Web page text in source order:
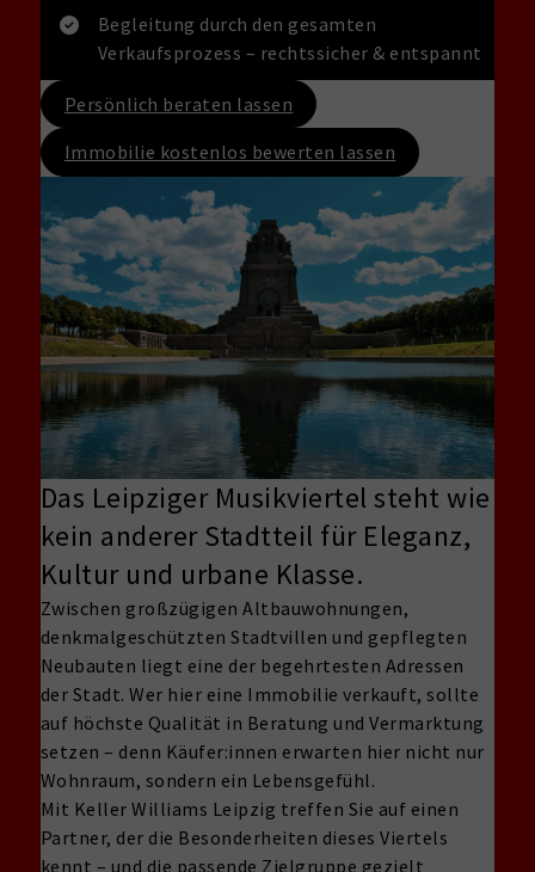
Begleitung durch den gesamten
Verkaufsprozess – rechtssicher & entspannt
Persönlich beraten lassen
Immobilie kostenlos bewerten lassen
Das Leipziger Musikviertel steht wie
kein anderer Stadtteil für Eleganz,
Kultur und urbane Klasse.
Zwischen großzügigen Altbauwohnungen,
denkmalgeschützten Stadtvillen und gepflegten
Neubauten liegt eine der begehrtesten Adressen
der Stadt. Wer hier eine Immobilie verkauft, sollte
auf höchste Qualität in Beratung und Vermarktung
setzen – denn Käufer:innen erwarten hier nicht nur
Wohnraum, sondern ein Lebensgefühl.
Mit Keller Williams Leipzig treffen Sie auf einen
Partner, der die Besonderheiten dieses Viertels
kennt – und die passende Zielgruppe gezielt